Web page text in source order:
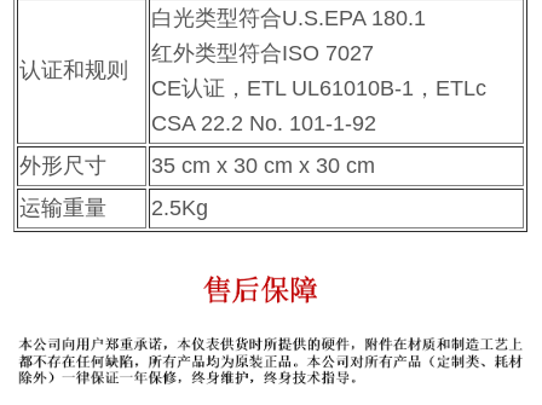
认证和规则
白光类型符合U.S.EPA 180.1
红外类型符合ISO 7027
CE认证，ETL UL61010B-1，ETLc
CSA 22.2 No. 101-1-92
外形尺寸
35 cm x 30 cm x 30 cm
运输重量
2.5Kg